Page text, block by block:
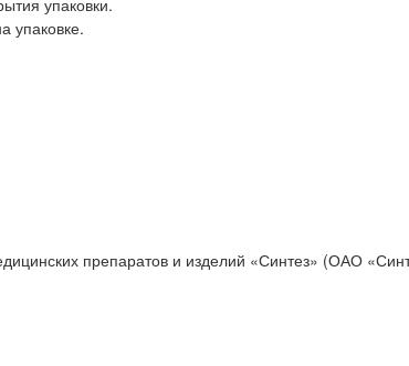
упаковки.
упаковке.
препаратов и изделий «Синтез» (ОАО